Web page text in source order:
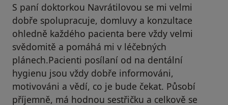
S paní doktorkou Navrátilovou se mi velmi
dobře spolupracuje, domluvy a konzultace
ohledně každého pacienta bere vždy velmi
svědomitě a pomáhá mi v léčebných
plánech.Pacienti posílaní od na dentální
hygienu jsou vždy dobře informováni,
motivováni a vědí, co je bude čekat. Působí
příjemně, má hodnou sestřičku a celkově se